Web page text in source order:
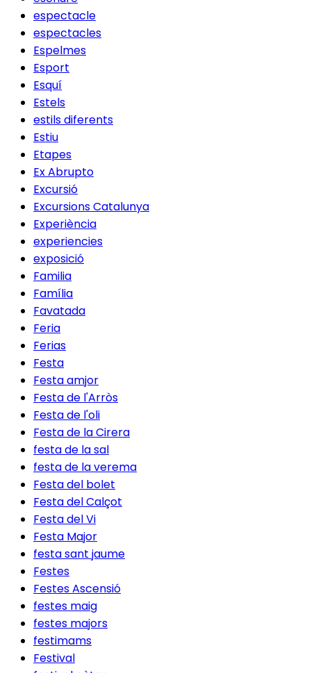
espectacle
espectacles
Espelmes
Esport
Esquí
Estels
estils diferents
Estiu
Etapes
Ex Abrupto
Excursió
Excursions Catalunya
Experiència
experiencies
exposició
Familia
Família
Favatada
Feria
Ferias
Festa
Festa amjor
Festa de l'Arròs
Festa de l'oli
Festa de la Cirera
festa de la sal
festa de la verema
Festa del bolet
Festa del Calçot
Festa del Vi
Festa Major
festa sant jaume
Festes
Festes Ascensió
festes maig
festes majors
festimams
Festival